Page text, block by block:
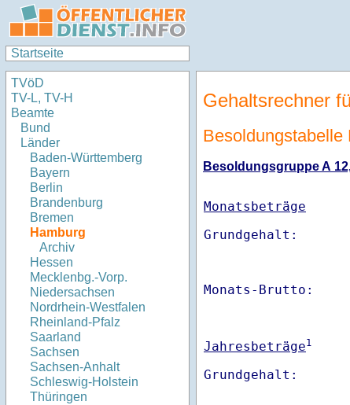
Startseite
TVöD
TV-L, TV-H
Beamte
Bund
Länder
Baden-Württemberg
Bayern
Berlin
Brandenburg
Bremen
Hamburg
Archiv
Hessen
Mecklenbg.-Vorp.
Niedersachsen
Nordrhein-Westfalen
Rheinland-Pfalz
Saarland
Sachsen
Sachsen-Anhalt
Schleswig-Holstein
Thüringen
Gehaltsrechner
Besoldungstabelle
Besoldungsgruppe A
Monatsbeträge
Monats-
Jahresbeträge1